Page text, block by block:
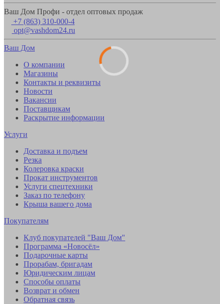
Ваш Дом Профи - отдел оптовых продаж
+7 (863) 310-000-4
opt@vashdom24.ru
Ваш Дом
О компании
Магазины
Контакты и реквизиты
Новости
Вакансии
Поставщикам
Раскрытие информации
Услуги
Доставка и подъем
Резка
Колеровка краски
Прокат инструментов
Услуги спецтехники
Заказ по телефону
Крыша вашего дома
Покупателям
Клуб покупателей "Ваш Дом"
Программа «Новосёл»
Подарочные карты
Прорабам, бригадам
Юридическим лицам
Способы оплаты
Возврат и обмен
Обратная связь